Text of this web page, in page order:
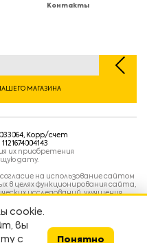
Контакты
МАГАЗИНА
Корр/счет
их приобретения
дату.
на использование сайтом
в целях функционирования сайта,
исследований, улучшения
cookie.
вы
с
Понятно